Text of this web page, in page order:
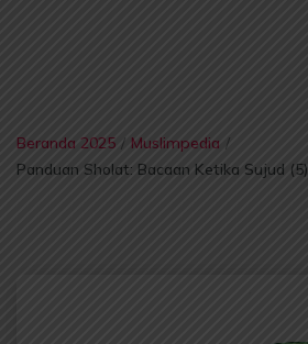
Beranda 2025 / Muslimpedia /
Panduan Sholat: Bacaan Ketika Sujud (5)